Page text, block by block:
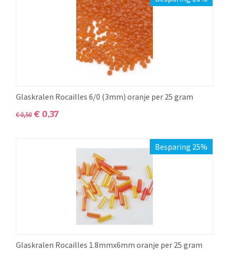
Glaskralen Rocailles 6/0 (3mm) oranje per 25 gram
€0,50 € 0,37
Besparing 25%
Glaskralen Rocailles 1.8mmx6mm oranje per 25 gram